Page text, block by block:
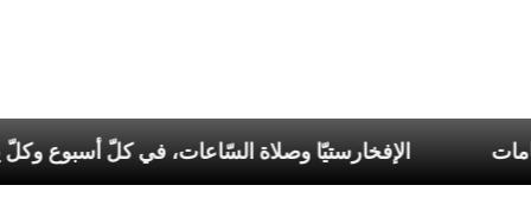
الإفخارستيّا وصلاة السّاعات، عصر الانقسامات